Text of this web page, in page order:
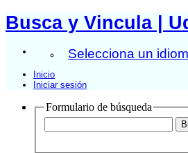
Busca y Vincula |
Selecciona un
Inicio
Iniciar sesión
Formulario de búsqueda